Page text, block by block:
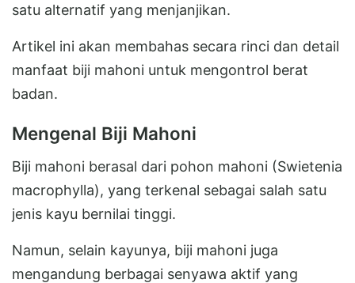
satu alternatif yang menjanjikan.
Artikel ini akan membahas secara rinci dan detail
manfaat biji mahoni untuk mengontrol berat
badan.
Mengenal Biji Mahoni
Biji mahoni berasal dari pohon mahoni (Swietenia
macrophylla), yang terkenal sebagai salah satu
jenis kayu bernilai tinggi.
Namun, selain kayunya, biji mahoni juga
mengandung berbagai senyawa aktif yang